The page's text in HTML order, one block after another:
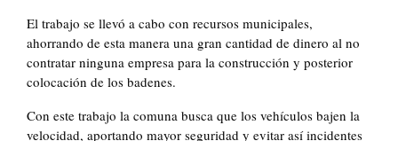
El trabajo se llevó a cabo con recursos municipales,
ahorrando de esta manera una gran cantidad de dinero al no
contratar ninguna empresa para la construcción y posterior
colocación de los badenes.
Con este trabajo la comuna busca que los vehículos bajen la
velocidad, aportando mayor seguridad y evitar así incidentes